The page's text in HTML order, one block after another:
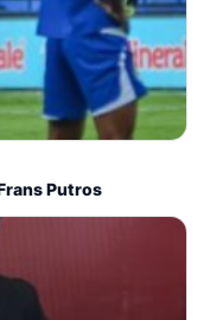
Putros